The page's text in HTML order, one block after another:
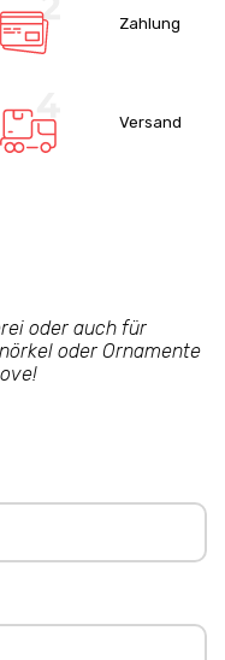
Zahlung
Versand
oder auch für
oder Ornamente